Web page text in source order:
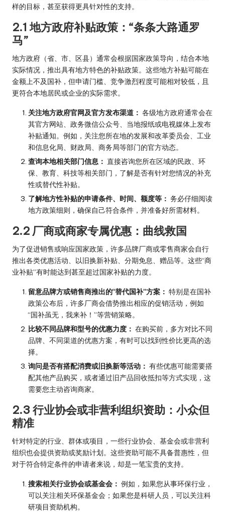
样的目标，甚至获得更具针对性的支持。
2.1 地方政府补贴政策：“条条大路通罗
马”
地方政府（省、市、区县）通常会根据国家政策导向，结合本地
实际情况，推出具有地方特色的补贴政策。这些地方补贴可能在
金额上不及国补，但申请门槛、竞争激烈程度可能相对较低，且
更符合本地居民或企业的实际需求。
关注地方政府官网及官方发布渠道： 各级地方政府通常会在
其官方网站、政务微信公众号、当地报纸或电视媒体上发布
补贴通知。例如，关注您所在地的发展和改革委员会、工业
和信息化局、财政局、商务局等部门的官方动态。
查询本地相关部门信息： 直接咨询您所在区域的民政、环
保、教育、科技等相关部门，了解是否有针对您情况的补充
性或替代性补贴。
了解地方性补贴的申请条件、时间、额度等： 务必仔细阅读
地方政策细则，确保自己符合条件，并准备好所需材料。
2.2 厂商或商家专属优惠：曲线救国
为了促进销售或响应国家政策，许多品牌厂商或零售商家会自行
推出各类优惠活动、以旧换新补贴、分期免息、赠品等。这些“商
业补贴”有时能达到甚至超过国家补贴的力度。
留意品牌方或销售商推出的“替代国补”方案： 特别是在国补
政策公布后，许多厂商会借势推出相应的促销活动，例如
“国补虽无，我来补！”等营销策略。
比较不同品牌和型号的优惠力度： 在购买前，多方对比不同
品牌、不同渠道的优惠方案，有时可以找到性价比更高的选
择。
询问是否有搭配消费或旧换新等活动： 有些优惠可能需要搭
配其他产品购买，或者通过旧产品回收抵扣等方式实现，这
需要您主动咨询商家。
2.3 行业协会或非营利组织资助：小众但
精准
针对特定的行业、群体或项目，一些行业协会、基金会或非营利
组织也会提供资助或奖励计划。这些资助可能不具备普惠性，但
对于符合特定条件的申请者来说，却是一笔宝贵的支持。
搜索相关行业协会或基金会： 例如，如果您从事环保行业，
可以关注相关环保基金会；如果您是科研人员，可以关注科
研项目资助机构。